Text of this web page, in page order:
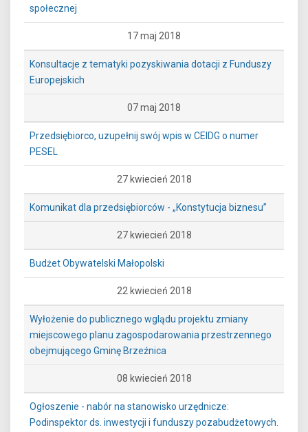
społecznej
17 maj 2018
Konsultacje z tematyki pozyskiwania dotacji z Funduszy
Europejskich
07 maj 2018
Przedsiębiorco, uzupełnij swój wpis w CEIDG o numer
PESEL
27 kwiecień 2018
Komunikat dla przedsiębiorców - „Konstytucja biznesu”
27 kwiecień 2018
Budżet Obywatelski Małopolski
22 kwiecień 2018
Wyłożenie do publicznego wglądu projektu zmiany
miejscowego planu zagospodarowania przestrzennego
obejmującego Gminę Brzeźnica
08 kwiecień 2018
Ogłoszenie - nabór na stanowisko urzędnicze:
Podinspektor ds. inwestycji i funduszy pozabudżetowych.